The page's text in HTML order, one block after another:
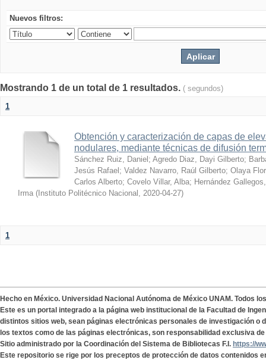
Nuevos filtros:
Mostrando 1 de un total de 1 resultados. ( segundos)
1
Obtención y caracterización de capas de
nodulares, mediante técnicas de difusión
Sánchez Ruiz, Daniel ; Agredo Diaz, Dayi Gilberto;
Jesús Rafael ; Valdez Navarro, Raúl Gilberto; Olaya
Carlos Alberto; Covelo Villar, Alba; Hernández
Irma ( Instituto Politécnico Nacional , 2020-04-27)
1
Hecho en México. Universidad Nacional Autónoma de México UNAM. Todos
Este es un portal integrado a la página web institucional de la Facultad de
distintos sitios web, sean páginas electrónicas personales de investigación o
los textos como de las páginas electrónicas, son responsabilidad exclusiva
Sitio administrado por la Coordinación del Sistema de Bibliotecas F.I. https://
Este repositorio se rige por los preceptos de protección de datos contenidos